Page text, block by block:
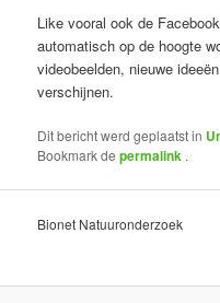
Like vooral ook de
automatisch op de hoogte
videobeelden, nieuwe
verschijnen.
Dit bericht werd geplaatst in
Bookmark depermalink .
Bionet Natuuronderzoek